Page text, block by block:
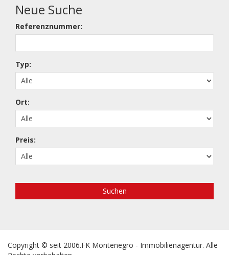
Neue Suche
Referenznummer:
Typ:
Ort:
Preis:
Suchen
Copyright © seit 2006.FK Montenegro - Immobilienagentur. Alle